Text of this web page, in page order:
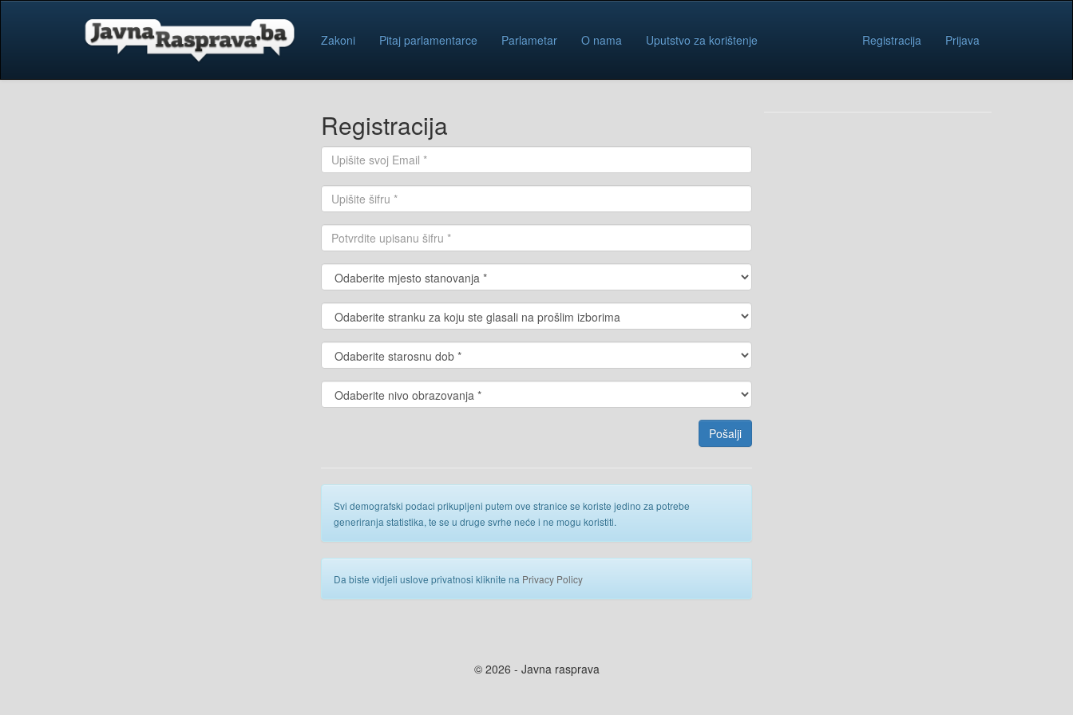
Zakoni Pitaj parlamentarce Parlametar O nama Uputstvo za korištenje Registracija Prijava
Registracija
Svi demografski podaci prikupljeni putem ove stranice se koriste jedino za potrebe
generiranja statistika, te se u druge svrhe neće i ne mogu koristiti.
Da biste vidjeli uslove privatnosi kliknite na Privacy Policy
© 2026 - Javna rasprava